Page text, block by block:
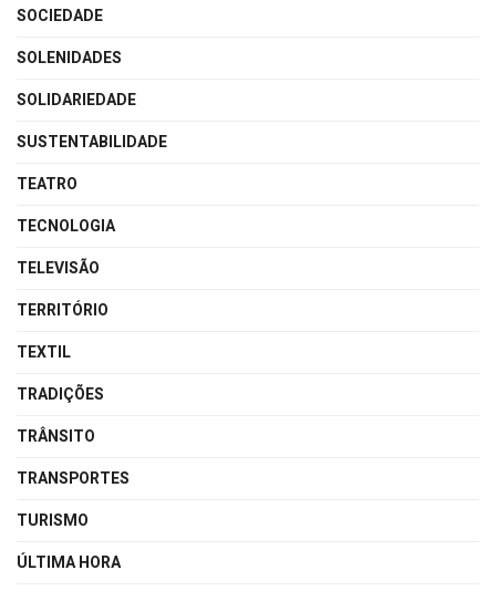
SOCIEDADE
SOLENIDADES
SOLIDARIEDADE
SUSTENTABILIDADE
TEATRO
TECNOLOGIA
TELEVISÃO
TERRITÓRIO
TEXTIL
TRADIÇÕES
TRÂNSITO
TRANSPORTES
TURISMO
ÚLTIMA HORA